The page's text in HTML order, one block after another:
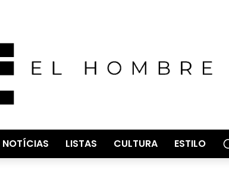
NOTÍCIAS LISTAS CULTURA ESTILO